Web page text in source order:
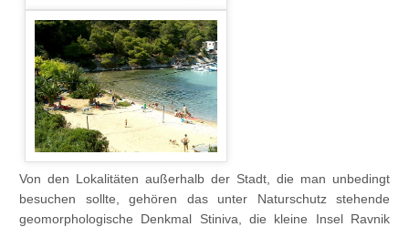
Von den Lokalitäten außerhalb der Stadt, die man unbedingt
besuchen sollte, gehören das unter Naturschutz stehende
geomorphologische Denkmal Stiniva, die kleine Insel Ravnik